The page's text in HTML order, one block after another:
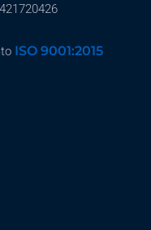
ISO 9001:2015